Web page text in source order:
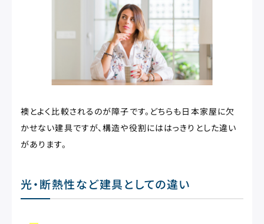
襖とよく比較されるのが障子です。どちらも日本家屋に欠
かせない建具ですが、構造や役割にははっきりとした違い
があります。
光・断熱性など建具としての違い